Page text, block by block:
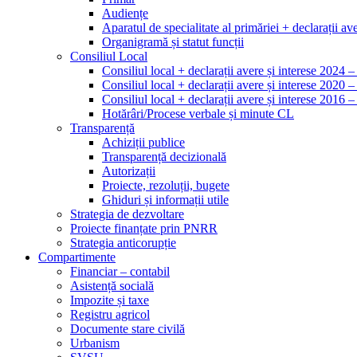
Audiențe
Aparatul de specialitate al primăriei + declarații
Organigramă și statut funcții
Consiliul Local
Consiliul local + declarații avere și interese 2024
Consiliul local + declarații avere și interese 2020
Consiliul local + declarații avere și interese 2016
Hotărâri/Procese verbale și minute CL
Transparență
Achiziții publice
Transparență decizională
Autorizații
Proiecte, rezoluții, bugete
Ghiduri și informații utile
Strategia de dezvoltare
Proiecte finanțate prin PNRR
Strategia anticorupție
Compartimente
Financiar – contabil
Asistență socială
Impozite și taxe
Registru agricol
Documente stare civilă
Urbanism